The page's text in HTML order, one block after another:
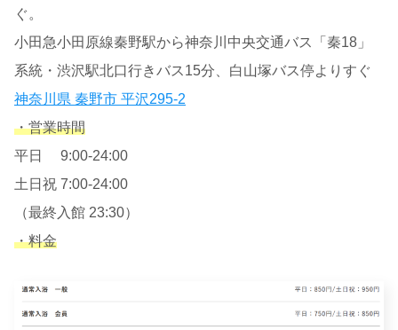
ぐ。
小田急小田原線秦野駅から神奈川中央交通バス「秦18」
系統・渋沢駅北口行きバス15分、白山塚バス停よりすぐ
神奈川県 秦野市 平沢295-2
・営業時間
平日 9:00-24:00
土日祝 7:00-24:00
（最終入館 23:30）
・料金